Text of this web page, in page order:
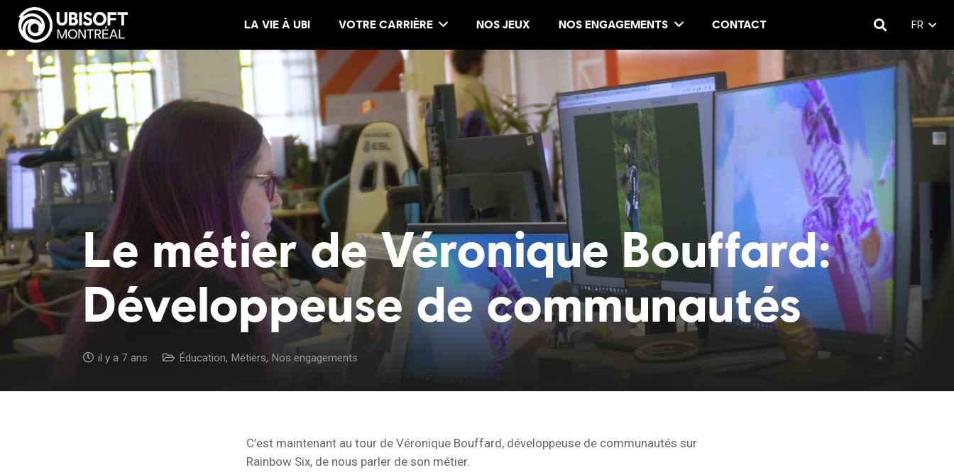
LA VIE À UBI VOTRE CARRIÈRE NOS JEUX NOS ENGAGEMENTS CONTACT FR
Le métier de Véronique Bouffard:
Développeuse de communautés
il y a 7 ans Éducation, Métiers, Nos engagements
C’est maintenant au tour de Véronique Bouffard, développeuse de communautés sur
Rainbow Six, de nous parler de son métier.